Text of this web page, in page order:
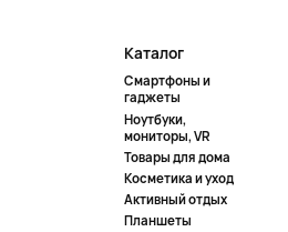
Каталог
Смартфоны и
гаджеты
Ноутбуки,
мониторы, VR
Товары для дома
Косметика и уход
Активный отдых
Планшеты